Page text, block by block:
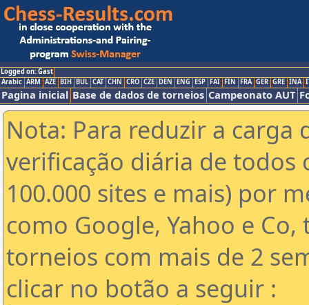
Logged on: Gast
Arabic ARM AZE BIH BUL CAT CHN CRO CZE DEN ENG ESP FAI FIN FRA GER GRE INA
Pagina inicial Base de dados de torneios Campeonato AUT
Nota: Para reduzir a carga
verificação diária de todos
100.000 sites e mais) por
como Google, Yahoo e
torneios com mais de 2
clicar no botão a seguir :